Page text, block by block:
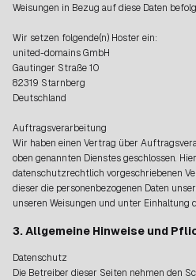
Weisungen in Bezug auf diese Daten
Wir setzen folgende(n) Hoster ein:
united-domains GmbH
Gautinger Straße 10
82319 Starnberg
Deutschland
Auftragsverarbeitung
Wir haben einen Vertrag über
oben genannten Dienstes geschlossen.
datenschutzrechtlich vorgeschriebenen
dieser die personenbezogenen Daten
unseren Weisungen und unter Einhaltung
3. Allgemeine Hinweise und
Datenschutz
Die Betreiber dieser Seiten nehmen den